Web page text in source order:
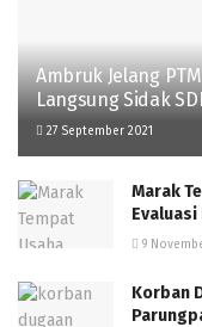
Ambruk Jelang
Langsung Sidak
27 September 2021
Marak
9
Korban